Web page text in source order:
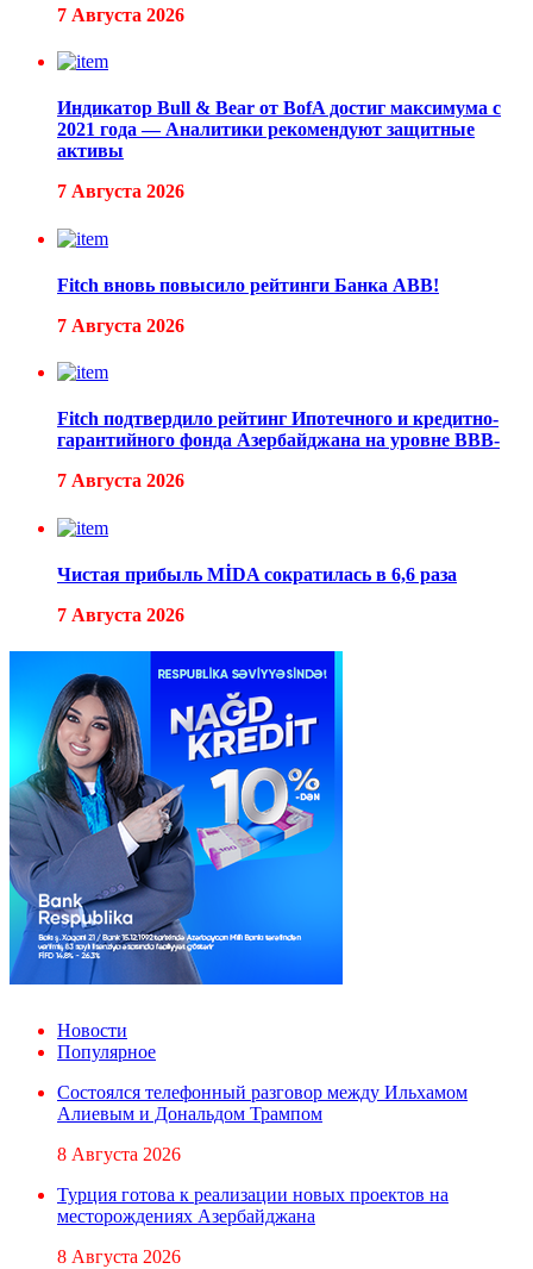
7 Августа 2026
Индикатор Bull & Bear от BofA достиг максимума с
2021 года — Аналитики рекомендуют защитные
активы
7 Августа 2026
Fitch вновь повысило рейтинги Банка ABB!
7 Августа 2026
Fitch подтвердило рейтинг Ипотечного и кредитно-
гарантийного фонда Азербайджана на уровне BBB-
7 Августа 2026
Чистая прибыль MİDA сократилась в 6,6 раза
7 Августа 2026
Новости
Популярное
Состоялся телефонный разговор между Ильхамом
Алиевым и Дональдом Трампом
8 Августа 2026
Турция готова к реализации новых проектов на
месторождениях Азербайджана
8 Августа 2026